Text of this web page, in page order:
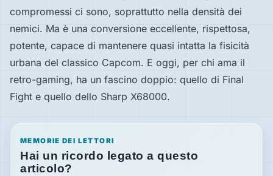
compromessi ci sono, soprattutto nella densità dei
nemici. Ma è una conversione eccellente, rispettosa,
potente, capace di mantenere quasi intatta la fisicità
urbana del classico Capcom. E oggi, per chi ama il
retro-gaming, ha un fascino doppio: quello di Final
Fight e quello dello Sharp X68000.
MEMORIE DEI LETTORI
Hai un ricordo legato a questo
articolo?